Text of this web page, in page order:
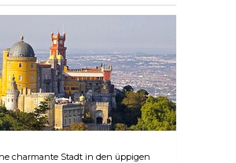
die reiche Kunstgeschichte des
charmante Stadt in den üppigen